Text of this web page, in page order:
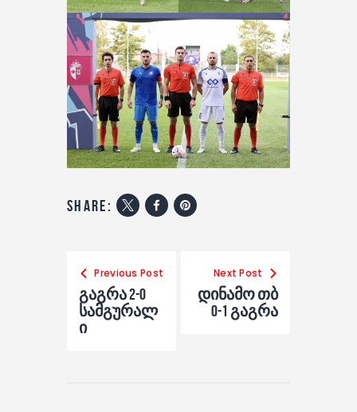
share:
Previous Post
გაგრა 2-0
სამგურალ
ი
Next Post
დინამო თბ
0-1 გაგრა